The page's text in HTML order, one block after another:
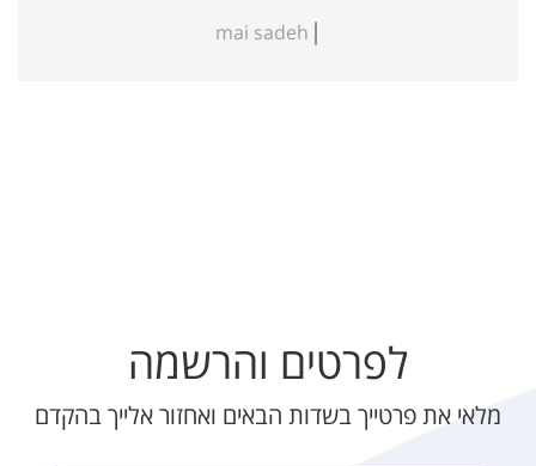
mai sadeh
לפרטים והרשמה
מלאי את פרטייך בשדות הבאים ואחזור אלייך בהקדם